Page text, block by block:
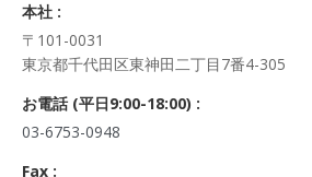
口に申し出ることができます。
その際、弊社はご本人を確認させていた
な期間内に対応いたします。
株式会社FloBoard 個人情報問合せ窓口
〒101-0031 東京都千代田区東神田二丁
メールアドレス: info@floboard.co.jp
本社 :
〒101-0031
東京都千代田区東神田二丁目7番4-305
お電話 (平日9:00-18:00) :
03-6753-0948
Fax :